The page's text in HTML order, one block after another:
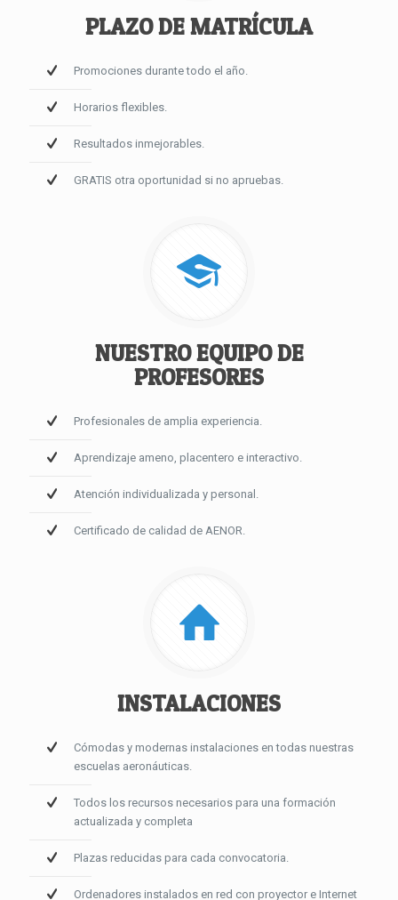
PLAZO DE MATRÍCULA
Promociones durante todo el año.
Horarios flexibles.
Resultados inmejorables.
GRATIS otra oportunidad si no apruebas.
NUESTRO EQUIPO DE
PROFESORES
Profesionales de amplia experiencia.
Aprendizaje ameno, placentero e interactivo.
Atención individualizada y personal.
Certificado de calidad de AENOR.
INSTALACIONES
Cómodas y modernas instalaciones en todas nuestras
escuelas aeronáuticas.
Todos los recursos necesarios para una formación
actualizada y completa
Plazas reducidas para cada convocatoria.
Ordenadores instalados en red con proyector e Internet